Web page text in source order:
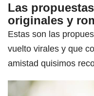
Las
originales y
Estas son las
vuelto virales y que
amistad quisimos